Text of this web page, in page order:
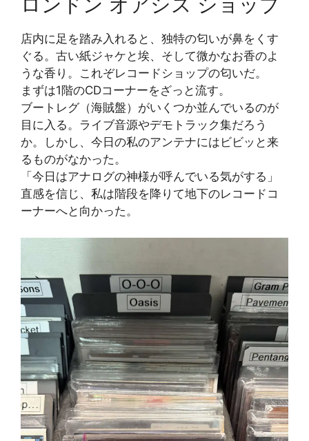
店内に足を踏み入れると、独特の匂いが鼻をくす
ぐる。古い紙ジャケと埃、そして微かなお香のよ
うな香り。これぞレコードショップの匂いだ。
まずは1階のCDコーナーをざっと流す。
ブートレグ（海賊盤）がいくつか並んでいるのが
目に入る。ライブ音源やデモトラック集だろう
か。しかし、今日の私のアンテナにはビビッと来
るものがなかった。
「今日はアナログの神様が呼んでいる気がする」
直感を信じ、私は階段を降りて地下のレコードコ
ーナーへと向かった。